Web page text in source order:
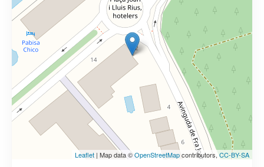
Leaflet | Map data ©OpenStreetMapcontributors, CC-BY-SA